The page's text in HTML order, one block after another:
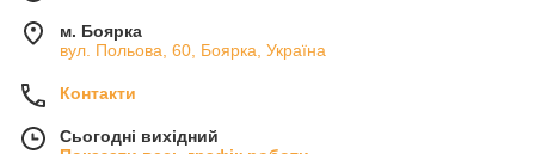
м. Боярка
вул. Польова, 60, Боярка, Україна
Контакти
Сьогодні вихідний